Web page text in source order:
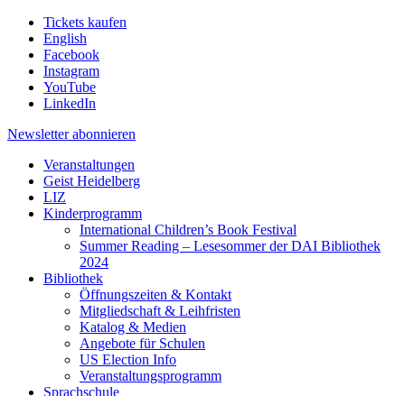
Tickets kaufen
English
Facebook
Instagram
YouTube
LinkedIn
Newsletter abonnieren
Veranstaltungen
Geist Heidelberg
LIZ
Kinderprogramm
International Children’s Book Festival
Summer Reading – Lesesommer der DAI Bibliothek
2024
Bibliothek
Öffnungszeiten & Kontakt
Mitgliedschaft & Leihfristen
Katalog & Medien
Angebote für Schulen
US Election Info
Veranstaltungsprogramm
Sprachschule